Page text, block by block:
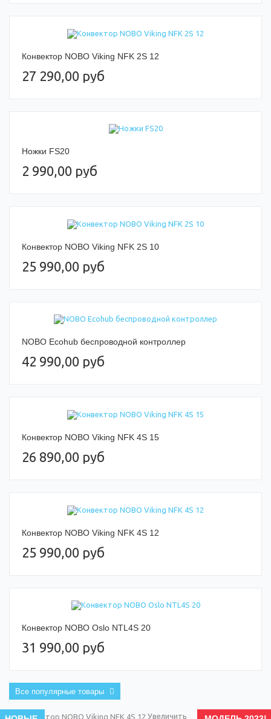
Конвектор NOBO Viking NFK 2S 12
27 290,00 руб
Ножки FS20
2 990,00 руб
Конвектор NOBO Viking NFK 2S 10
25 990,00 руб
NOBO Ecohub беспроводной контроллер
42 990,00 руб
Конвектор NOBO Viking NFK 4S 15
26 890,00 руб
Конвектор NOBO Viking NFK 4S 12
25 990,00 руб
Конвектор NOBO Oslo NTL4S 20
31 990,00 руб
Все популярные товары
Увеличить